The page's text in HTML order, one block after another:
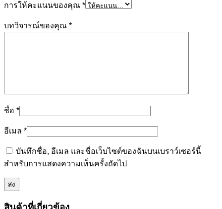
การให้คะแนนของคุณ *
บทวิจารณ์ของคุณ *
ชื่อ *
อีเมล *
บันทึกชื่อ, อีเมล และชื่อเว็บไซต์ของฉันบนเบราว์เซอร์นี้
สำหรับการแสดงความเห็นครั้งถัดไป